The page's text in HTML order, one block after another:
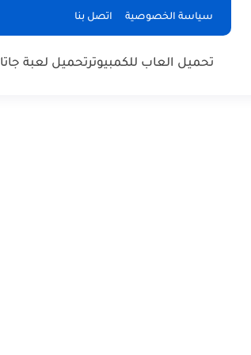
سياسة الخصوصية اتصل بنا
تحميل العاب للكمبيوترتحميل لعبة جاتا